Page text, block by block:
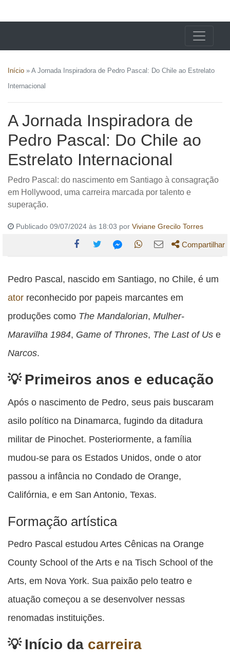
Início » A Jornada Inspiradora de Pedro Pascal: Do Chile ao Estrelato
Internacional
A Jornada Inspiradora de
Pedro Pascal: Do Chile ao
Estrelato Internacional
Pedro Pascal: do nascimento em Santiago à consagração
em Hollywood, uma carreira marcada por talento e
superação.
Publicado 09/07/2024 às 18:03 por Viviane Grecilo Torres
esta
publicação
esta
publicação
esta
publicação
esta
publicação
WhatsApp
esta
Compartilhar
Pedro Pascal, nascido em Santiago, no Chile, é um
ator reconhecido por papeis marcantes em
produções como The Mandalorian, Mulher-
Maravilha 1984, Game of Thrones, The Last of Us e
Narcos.
Primeiros anos e educação
Após o nascimento de Pedro, seus pais buscaram
asilo político na Dinamarca, fugindo da ditadura
militar de Pinochet. Posteriormente, a família
mudou-se para os Estados Unidos, onde o ator
passou a infância no Condado de Orange,
Califórnia, e em San Antonio, Texas.
Formação artística
Pedro Pascal estudou Artes Cênicas na Orange
County School of the Arts e na Tisch School of the
Arts, em Nova York. Sua paixão pelo teatro e
atuação começou a se desenvolver nessas
renomadas instituições.
Início da carreira